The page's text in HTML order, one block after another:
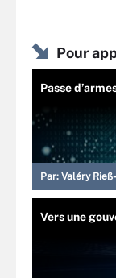
Pour
Passe
Par: Valéry
Vers une